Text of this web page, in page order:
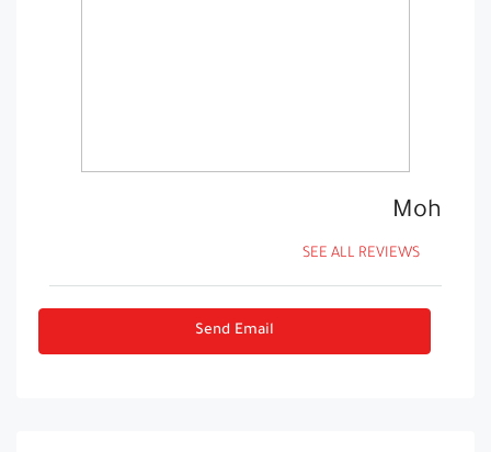
Moh
SEE ALL REVIEWS
Send Email